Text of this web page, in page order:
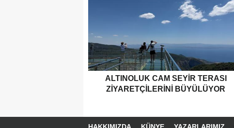
ALTINOLUK CAM SEYIR TERASI
ZIYARETÇILERINI BÜYÜLÜYOR